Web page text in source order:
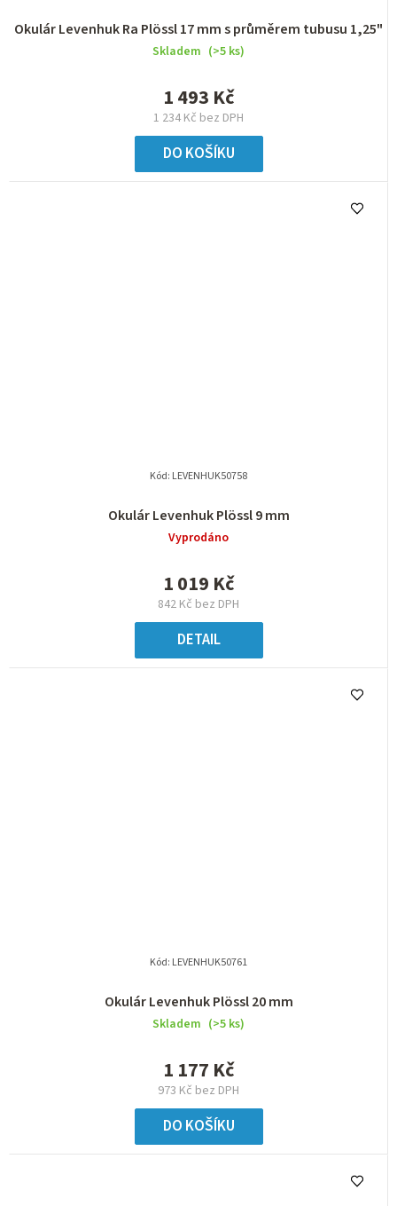
Okulár Levenhuk Ra Plössl 17 mm s průměrem tubusu 1,25"
Skladem (>5 ks)
1 234 Kč bez DPH
1 493 Kč
DO KOŠÍKU
Okulár Levenhuk Plössl 9 mm
Vyprodáno
842 Kč bez DPH
1 019 Kč
DETAIL
Kód: LEVENHUK50758
Okulár Levenhuk Plössl 20 mm
Skladem (>5 ks)
973 Kč bez DPH
1 177 Kč
DO KOŠÍKU
Kód: LEVENHUK50761